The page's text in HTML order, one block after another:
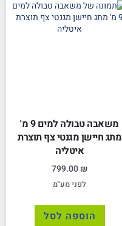
משאבה טבולה למים 9 מ'
מתג חיישן מגנטי צף תוצרת
איטליה
799.00₪
לפני מע"מ
הוספה לסל